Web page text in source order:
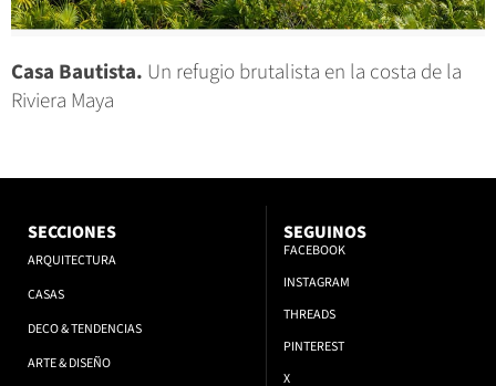
Casa Bautista. Un refugio brutalista en la costa de la
Riviera Maya
SECCIONES
ARQUITECTURA
CASAS
DECO & TENDENCIAS
ARTE & DISEÑO
SEGUINOS
FACEBOOK
INSTAGRAM
THREADS
PINTEREST
X